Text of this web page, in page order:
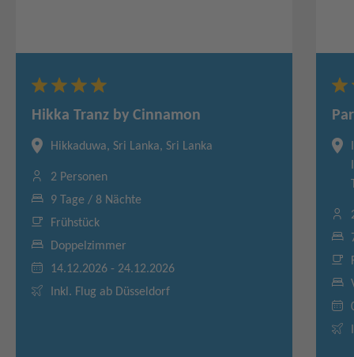
Hikka Tranz by Cinnamon
Hikkaduwa, Sri Lanka, Sri Lanka
2 Personen
9 Tage / 8 Nächte
Frühstück
Doppelzimmer
14.12.2026 - 24.12.2026
Inkl. Flug ab Düsseldorf